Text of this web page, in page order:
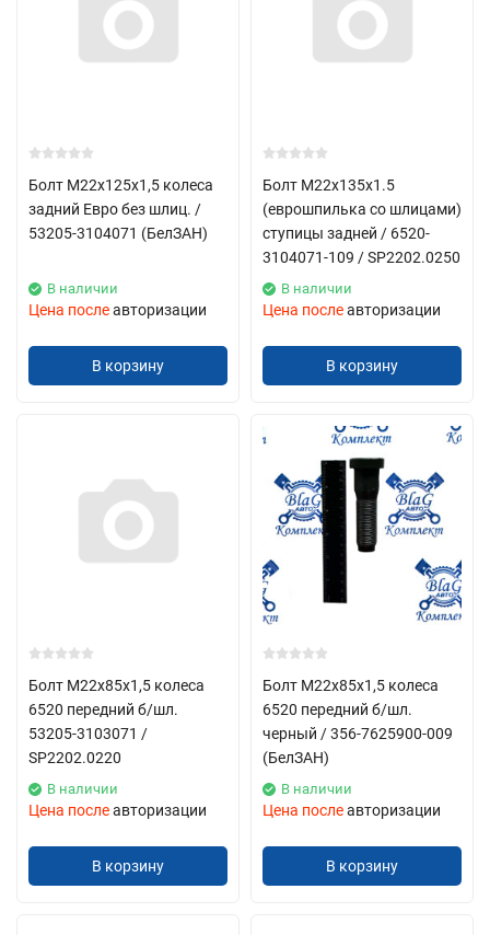
Болт М22х125х1,5 колеса
задний Евро без шлиц. /
53205-3104071 (БелЗАН)
В наличии
Цена послеавторизации
В корзину
Болт М22х135х1.5
(еврошпилька со шлицами)
ступицы задней / 6520-
3104071-109 / SP2202.0250
В наличии
Цена послеавторизации
В корзину
Болт М22х85х1,5 колеса
6520 передний б/шл.
53205-3103071 /
SP2202.0220
В наличии
Цена послеавторизации
В корзину
Болт М22х85х1,5 колеса
6520 передний б/шл.
черный / 356-7625900-009
(БелЗАН)
В наличии
Цена послеавторизации
В корзину